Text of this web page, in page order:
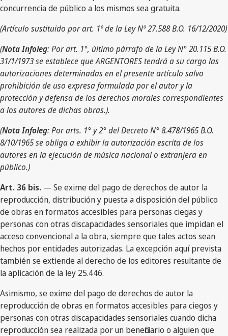
concurrencia de público a los mismos sea gratuita.
(Artículo sustituido por art. 1º de la Ley Nº 27.588 B.O. 16/12/2020)
(Nota Infoleg: Por art. 1°, último párrafo de la Ley N° 20.115 B.O.
31/1/1973 se establece que ARGENTORES tendrá a su cargo las
autorizaciones determinadas en el presente artículo salvo
prohibición de uso expresa formulada por el autor y la
protección y defensa de los derechos morales correspondientes
a los autores de dichas obras.).
(Nota Infoleg: Por arts. 1° y 2° del Decreto N° 8.478/1965 B.O.
8/10/1965 se obliga a exhibir la autorización escrita de los
autores en la ejecución de música nacional o extranjera en
público.)
Art. 36 bis. — Se exime del pago de derechos de autor la
reproducción, distribución y puesta a disposición del público
de obras en formatos accesibles para personas ciegas y
personas con otras discapacidades sensoriales que impidan el
acceso convencional a la obra, siempre que tales actos sean
hechos por entidades autorizadas. La excepción aquí prevista
también se extiende al derecho de los editores resultante de
la aplicación de la ley 25.446.
Asimismo, se exime del pago de derechos de autor la
reproducción de obras en formatos accesibles para ciegos y
personas con otras discapacidades sensoriales cuando dicha
reproducción sea realizada por un beneficiario o alguien que